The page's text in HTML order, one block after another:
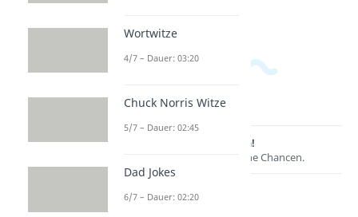
Lernen lohnt sich!
Entdecke hier deine Chancen.
Wortwitze
4/7 – Dauer: 03:20
Chuck Norris Witze
5/7 – Dauer: 02:45
Dad Jokes
6/7 – Dauer: 02:20